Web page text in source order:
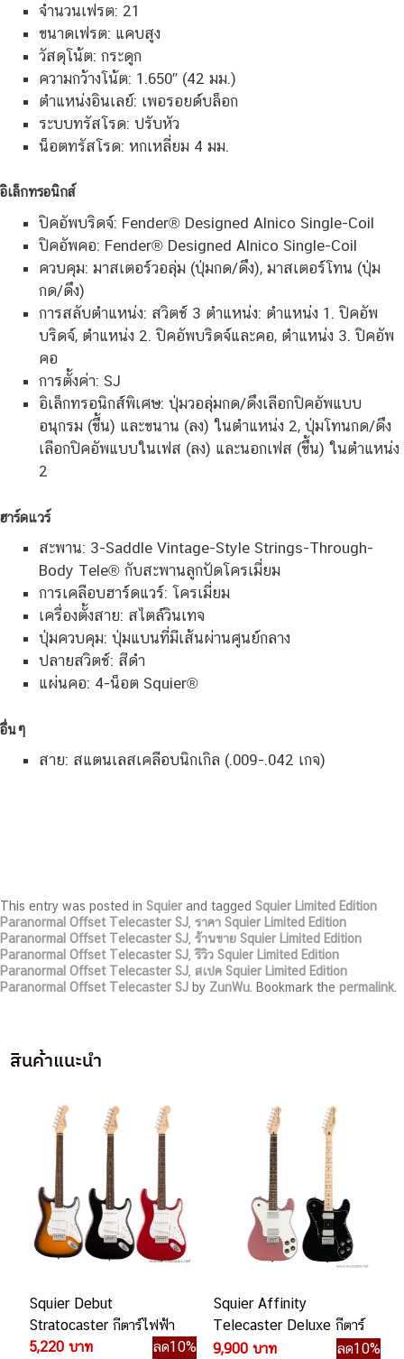
จำนวนเฟรต: 21
ขนาดเฟรต: แคบสูง
วัสดุโน้ต: กระดูก
ความกว้างโน้ต: 1.650″ (42 มม.)
ตำแหน่งอินเลย์: เพอรอยด์บล็อก
ระบบทรัสโรด: ปรับหัว
น็อตทรัสโรด: หกเหลี่ยม 4 มม.
อิเล็กทรอนิกส์
ปิคอัพบริดจ์: Fender® Designed Alnico Single-Coil
ปิคอัพคอ: Fender® Designed Alnico Single-Coil
ควบคุม: มาสเตอร์วอลุ่ม (ปุ่มกด/ดึง), มาสเตอร์โทน (ปุ่ม
กด/ดึง)
การสลับตำแหน่ง: สวิตช์ 3 ตำแหน่ง: ตำแหน่ง 1. ปิคอัพ
บริดจ์, ตำแหน่ง 2. ปิคอัพบริดจ์และคอ, ตำแหน่ง 3. ปิคอัพ
คอ
การตั้งค่า: SJ
อิเล็กทรอนิกส์พิเศษ: ปุ่มวอลุ่มกด/ดึงเลือกปิคอัพแบบ
อนุกรม (ขึ้น) และขนาน (ลง) ในตำแหน่ง 2, ปุ่มโทนกด/ดึง
เลือกปิคอัพแบบในเฟส (ลง) และนอกเฟส (ขึ้น) ในตำแหน่ง
2
ฮาร์ดแวร์
สะพาน: 3-Saddle Vintage-Style Strings-Through-
Body Tele® กับสะพานลูกปัดโครเมี่ยม
การเคลือบฮาร์ดแวร์: โครเมี่ยม
เครื่องตั้งสาย: สไตล์วินเทจ
ปุ่มควบคุม: ปุ่มแบนที่มีเส้นผ่านศูนย์กลาง
ปลายสวิตช์: สีดำ
แผ่นคอ: 4-น็อต Squier®
อื่นๆ
สาย: สแตนเลสเคลือบนิกเกิล (.009-.042 เกจ)
This entry was posted in Squier and tagged Squier Limited Edition
Paranormal Offset Telecaster SJ ราคา Squier Limited Edition
Paranormal Offset Telecaster SJ ร้านขาย Squier Limited Edition
Paranormal Offset Telecaster SJ ,รีวิว Squier Limited Edition
Paranormal Offset Telecaster SJ สเปค Squier Limited Edition
Paranormal Offset Telecaster SJ by ZunWu . Bookmark the permalink
สินค้าแนะนำ
Squier Debut
Stratocaster กีตาร์ไฟฟ้า
5,220 บาท
ลด10%
Squier Affinity
Telecaster Deluxe กีตาร์
ไฟฟ้า
9,900 บาท ลด10%